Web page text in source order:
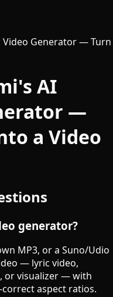
Generator — Turn
AI
—
a Video
generator?
MP3, or a Suno/Udio
— lyric video,
or visualizer — with
aspect ratios.